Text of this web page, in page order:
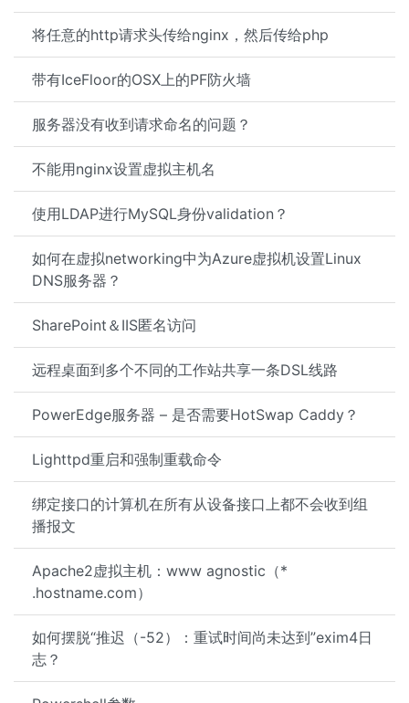
将任意的http请求头传给nginx，然后传给php
带有IceFloor的OSX上的PF防火墙
服务器没有收到请求命名的问题？
不能用nginx设置虚拟主机名
使用LDAP进行MySQL身份validation？
如何在虚拟networking中为Azure虚拟机设置Linux
DNS服务器？
SharePoint＆IIS匿名访问
远程桌面到多个不同的工作站共享一条DSL线路
PowerEdge服务器 – 是否需要HotSwap Caddy？
Lighttpd重启和强制重载命令
绑定接口的计算机在所有从设备接口上都不会收到组
播报文
Apache2虚拟主机：www agnostic（*
.hostname.com）
如何摆脱“推迟（-52）：重试时间尚未达到”exim4日
志？